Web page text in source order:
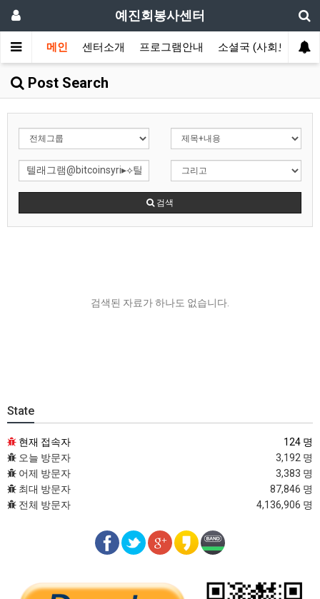
예진회봉사센터
메인 센터소개 프로그램안내 소셜국 (사회보장국)
Post Search
검색
검색된 자료가 하나도 없습니다.
State
현재 접속자
124 명
오늘 방문자
3,192 명
어제 방문자
3,383 명
최대 방문자
87,846 명
전체 방문자
4,136,906 명